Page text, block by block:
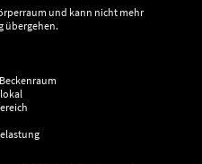
und kann nicht mehr
übergehen.